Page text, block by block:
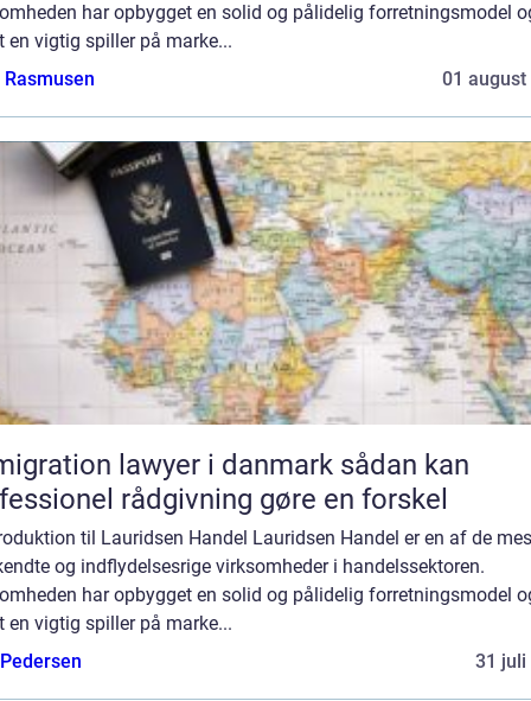
har opbygget en solid og pålidelig forretningsmodel
en vigtig spiller på marke...
01 august
lawyer i danmark sådan kan
rådgivning gøre en forskel
til Lauridsen Handel Lauridsen Handel er en af de
og indflydelsesrige virksomheder i handelssektoren.
har opbygget en solid og pålidelig forretningsmodel
en vigtig spiller på marke...
31 juli